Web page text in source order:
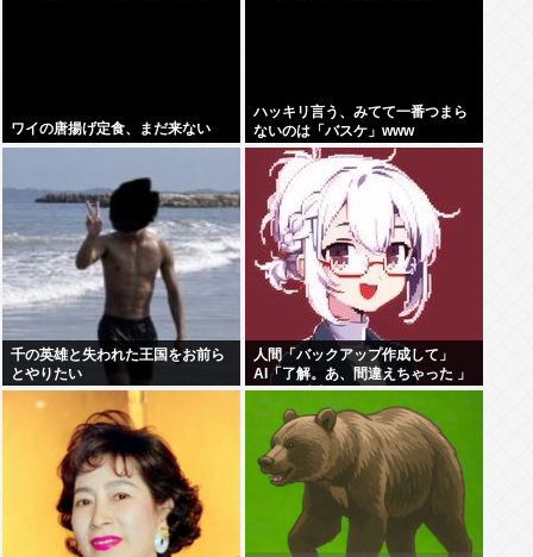
ワイの唐揚げ定食、まだ来ない
ハッキリ言う、みてて一番つまら
ないのは「バスケ」www
千の英雄と失われた王国をお前ら
とやりたい
人間「バックアップ作成して」
AI「了解。あ、間違えちゃった 」
HDD全消去